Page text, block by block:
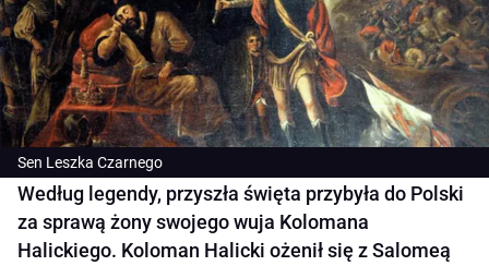
Sen Leszka Czarnego
Według legendy, przyszła święta przybyła do Polski
za sprawą żony swojego wuja Kolomana
Halickiego. Koloman Halicki ożenił się z Salomeą